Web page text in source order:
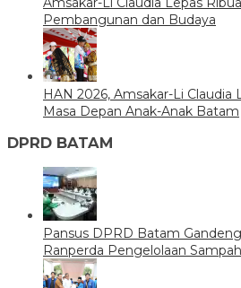
Pembangunan dan Budaya
HAN 2026, Amsakar-Li
Masa Depan Anak-Anak Batam
DPRD BATAM
Pansus DPRD Batam
Ranperda Pengelolaan Sampah